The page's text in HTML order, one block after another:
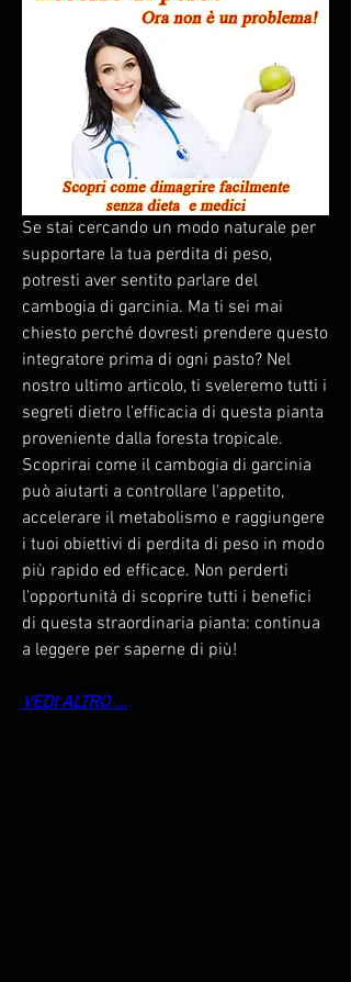
Se stai cercando un modo naturale per
supportare la tua perdita di peso,
potresti aver sentito parlare del
cambogia di garcinia. Ma ti sei mai
chiesto perché dovresti prendere questo
integratore prima di ogni pasto? Nel
nostro ultimo articolo, ti sveleremo tutti i
segreti dietro l'efficacia di questa pianta
proveniente dalla foresta tropicale.
Scoprirai come il cambogia di garcinia
può aiutarti a controllare l'appetito,
accelerare il metabolismo e raggiungere
i tuoi obiettivi di perdita di peso in modo
più rapido ed efficace. Non perderti
l'opportunità di scoprire tutti i benefici
di questa straordinaria pianta: continua
a leggere per saperne di più!
VEDI ALTRO ...